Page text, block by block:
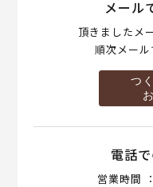
メール
頂きましたメ
順次メール
つ
電話
営業時間